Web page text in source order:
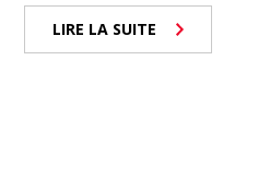
LIRE LA SUITE